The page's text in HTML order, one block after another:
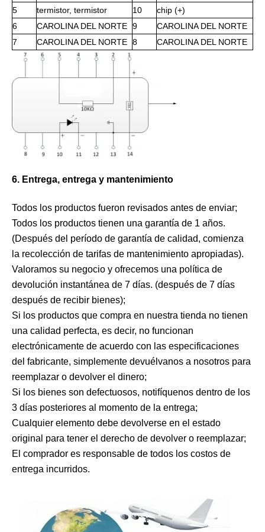
5
termistor, termistor 10
chip (+)
6
CAROLINA DEL NORTE 9
CAROLINA DEL NORTE
7
CAROLINA DEL NORTE 8 CAROLINA DEL NORTE
6. Entrega, entrega y mantenimiento
Todos los productos fueron revisados ​​antes de enviar;
Todos los productos tienen una garantía de 1 años.
(Después del período de garantía de calidad, comienza
la recolección de tarifas de mantenimiento apropiadas).
Valoramos su negocio y ofrecemos una política de
devolución instantánea de 7 días. (después de 7 días
después de recibir bienes);
Si los productos que compra en nuestra tienda no tienen
una calidad perfecta, es decir, no funcionan
electrónicamente de acuerdo con las especificaciones
del fabricante, simplemente devuélvanos a nosotros para
reemplazar o devolver el dinero;
Si los bienes son defectuosos, notifíquenos dentro de los
3 días posteriores al momento de la entrega;
Cualquier elemento debe devolverse en el estado
original para tener el derecho de devolver o reemplazar;
El comprador es responsable de todos los costos de
entrega incurridos.